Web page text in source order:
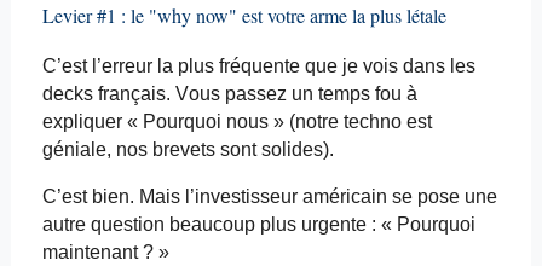
Levier #1 : le "why now" est votre arme la plus létale
C’est l’erreur la plus fréquente que je vois dans les
decks français. Vous passez un temps fou à
expliquer « Pourquoi nous » (notre techno est
géniale, nos brevets sont solides).
C’est bien. Mais l’investisseur américain se pose une
autre question beaucoup plus urgente : « Pourquoi
maintenant ? »